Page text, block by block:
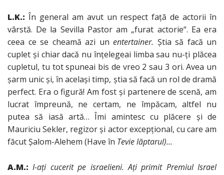
L.K.: În general am avut un respect faţă de actorii în
vârstă. De la Sevilla Pastor am „furat actorie“. Ea era
ceea ce se cheamă azi un entertainer. Ştia să facă un
cuplet şi chiar dacă nu înţelegeai limba sau nu-ţi plăcea
cupletul, tu tot spuneai bis de vreo 2 sau 3 ori. Avea un
şarm unic şi, în acelaşi timp, ştia să facă un rol de dramă
perfect. Era o figură! Am fost şi partenere de scenă, am
lucrat împreună, ne certam, ne împăcam, altfel nu
putea să iasă artă… Îmi amintesc cu plăcere şi de
Mauriciu Sekler, regizor şi actor excepţional, cu care am
făcut Şalom-Alehem (Have în Tevie lăptarul)…
A.M.:I-aţi cucerit pe israelieni.Aţi primit Premiul Israel